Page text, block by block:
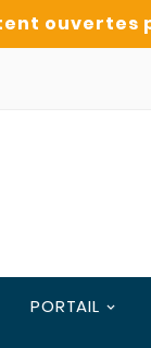
PORTAIL